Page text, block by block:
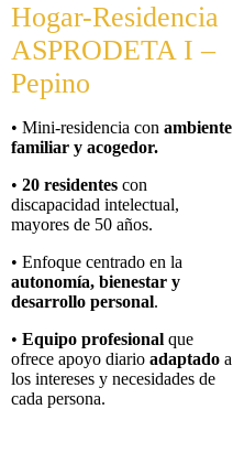
Hogar-Residencia
ASPRODETA I –
Pepino
• Mini-residencia con ambiente
familiar y acogedor.
• 20 residentes con
discapacidad intelectual,
mayores de 50 años.
• Enfoque centrado en la
autonomía, bienestar y
desarrollo personal.
• Equipo profesional que
ofrece apoyo diario adaptado a
los intereses y necesidades de
cada persona.